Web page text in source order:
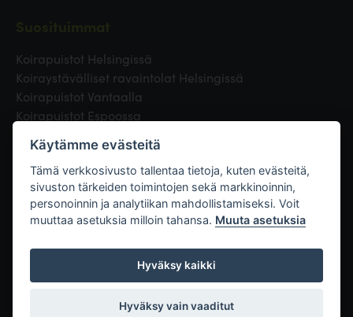
Koirapuistot Helsingissä
Koiraystävälliset ravaintolat Helsingissä
Koirapuistot Vantaalla
Koirapuistot Espoossa
Eläinlääkäri Helsingissä
Koirapuistot Tampereella
Linkit
Käytämme evästeitä
Tämä verkkosivusto tallentaa tietoja, kuten evästeitä,
sivuston tärkeiden toimintojen sekä markkinoinnin,
personoinnin ja analytiikan mahdollistamiseksi. Voit
muuttaa asetuksia milloin tahansa. Muuta asetuksia
Hyväksy kaikki
Hyväksy vain vaaditut